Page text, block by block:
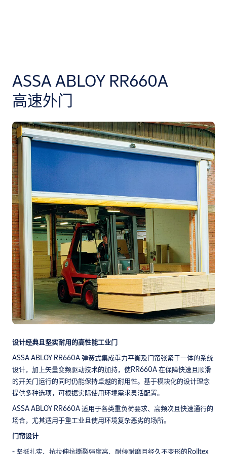
ASSA ABLOY RR660A
高速外门
设计经典且坚实耐用的高性能工业门
ASSA ABLOY RR660A 弹簧式集成重力平衡及门帘张紧于一体的系统
设计，加上矢量变频驱动技术的加持，使RR660A 在保障快速且顺滑
的开关门运行的同时仍能保持卓越的耐用性。基于模块化的设计理念
提供多种选项，可根据实际使用环境需求灵活配置。
ASSA ABLOY RR660A 适用于各类重负荷要求、高频次且快速通行的
场合，尤其适用于重工业且使用环境复杂恶劣的场所。
门帘设计
- 坚挺扎实、抗拉伸抗撕裂强度高、耐候耐磨且经久不变形的Rolltex